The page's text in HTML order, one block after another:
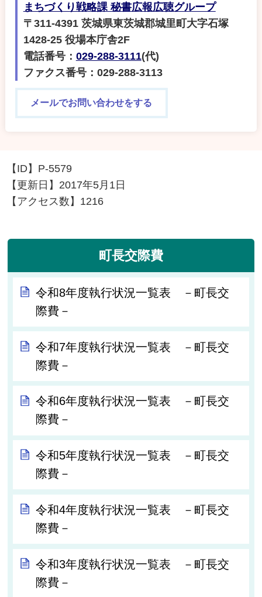
まちづくり戦略課 秘書広報広聴グループ
〒311-4391 茨城県東茨城郡城里町大字石塚
1428-25 役場本庁舎2F
電話番号： 029-288-3111(代)
ファクス番号：029-288-3113
メールでお問い合わせをする
【ID】 P-5579
【更新日】 2017年5月1日
【アクセス数】 1216
町長交際費
令和8年度執行状況一覧表 －町長交
際費－
令和7年度執行状況一覧表 －町長交
際費－
令和6年度執行状況一覧表 －町長交
際費－
令和5年度執行状況一覧表 －町長交
際費－
令和4年度執行状況一覧表 －町長交
際費－
令和3年度執行状況一覧表 －町長交
際費－